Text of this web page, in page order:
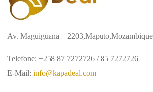
Av. Maguiguana – 2203,Maputo,Mozambique
Telefone: +258 87 7272726 / 85 7272726
E-Mail: info@kapadeal.com